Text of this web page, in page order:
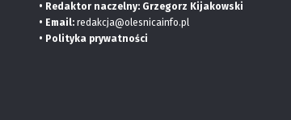
• Redaktor naczelny: Grzegorz Kijakowski
• Email: redakcja@olesnicainfo.pl
• Polityka prywatności